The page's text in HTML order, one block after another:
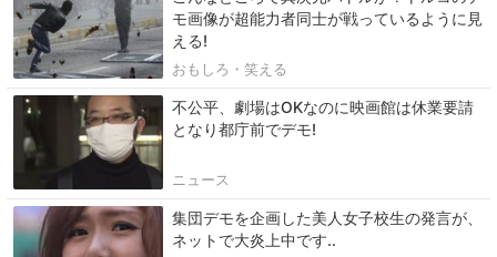
モ画像が超能力者同士が戦っているように見
える!
おもしろ・笑える
不公平、劇場はOKなのに映画館は休業要請
となり都庁前でデモ!
ニュース
集団デモを企画した美人女子校生の発言が、
ネットで大炎上中です..